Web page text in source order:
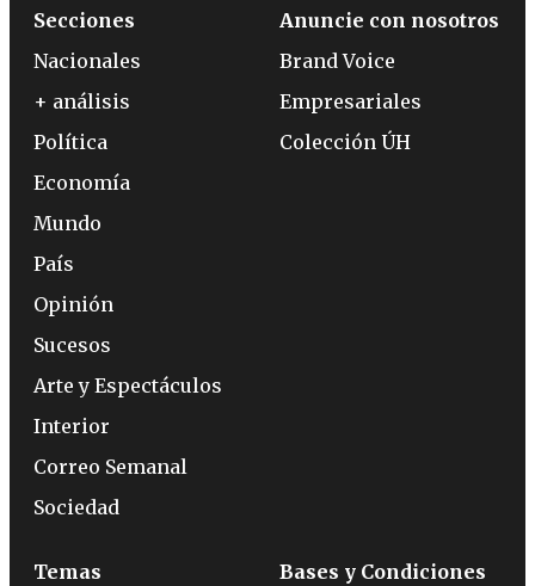
Secciones
Nacionales
+ análisis
Política
Economía
Mundo
País
Opinión
Sucesos
Arte y Espectáculos
Interior
Correo Semanal
Sociedad
Anuncie con nosotros
Brand Voice
Empresariales
Colección ÚH
Temas Bases y Condiciones